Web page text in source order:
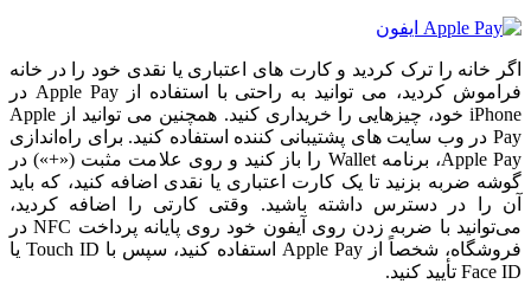
اگر خانه را ترک کردید و کارت های اعتباری یا نقدی خود را در خانه
فراموش کردید، می توانید به راحتی با استفاده از Apple Pay در
iPhone خود، چیزهایی را خریداری کنید. همچنین می توانید از Apple
Pay در وب سایت های پشتیبانی کننده استفاده کنید. برای راه‌اندازی
Apple Pay، برنامه Wallet را باز کنید و روی علامت مثبت («+») در
گوشه ضربه بزنید تا یک کارت اعتباری یا نقدی اضافه کنید، که باید
آن را در دسترس داشته باشید. وقتی کارتی را اضافه کردید،
می‌توانید با ضربه زدن روی آیفون خود روی پایانه پرداخت NFC در
فروشگاه، شخصاً از Apple Pay استفاده کنید، سپس با Touch ID یا
Face ID تأیید کنید.